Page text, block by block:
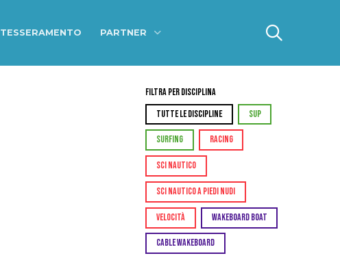
TESSERAMENTO PARTNER
Filtra per Disciplina
TUTTE LE DISCIPLINE
SUP
SURFING RACING
SCI NAUTICO
SCI NAUTICO A PIEDI NUDI
VELOCITÀ WAKEBOARD BOAT
CABLE WAKEBOARD